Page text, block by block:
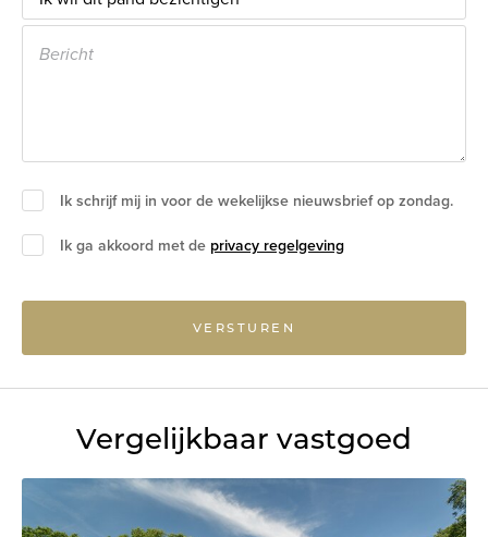
Ik schrijf mij in voor de wekelijkse nieuwsbrief op zondag.
Ik ga akkoord met de privacy regelgeving
VERSTUREN
Vergelijkbaar vastgoed